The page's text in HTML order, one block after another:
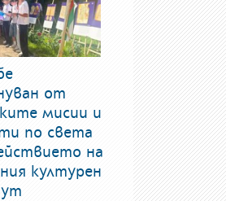
от
мисии и
по света
на
културен